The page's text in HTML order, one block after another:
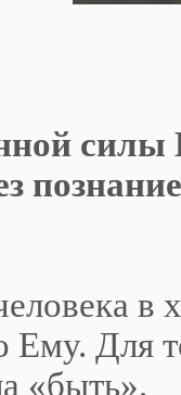
силы
в
Ему. Для
«быть».